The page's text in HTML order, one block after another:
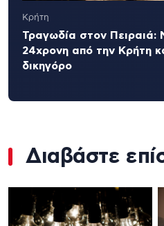
Κρήτη
Τραγωδία στον Πειραιά:
24χρονη από την Κρήτη
δικηγόρο
Διαβάστε